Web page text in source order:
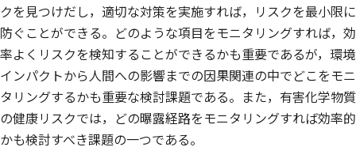
クを見つけだし，適切な対策を実施すれば，リスクを最小限に
防ぐことができる。どのような項目をモニタリングすれば，効
率よくリスクを検知することができるかも重要であるが，環境
インパクトから人間への影響までの因果関連の中でどこをモニ
タリングするかも重要な検討課題である。また，有害化学物質
の健康リスクでは，どの曝露経路をモニタリングすれば効率的
かも検討すべき課題の一つである。